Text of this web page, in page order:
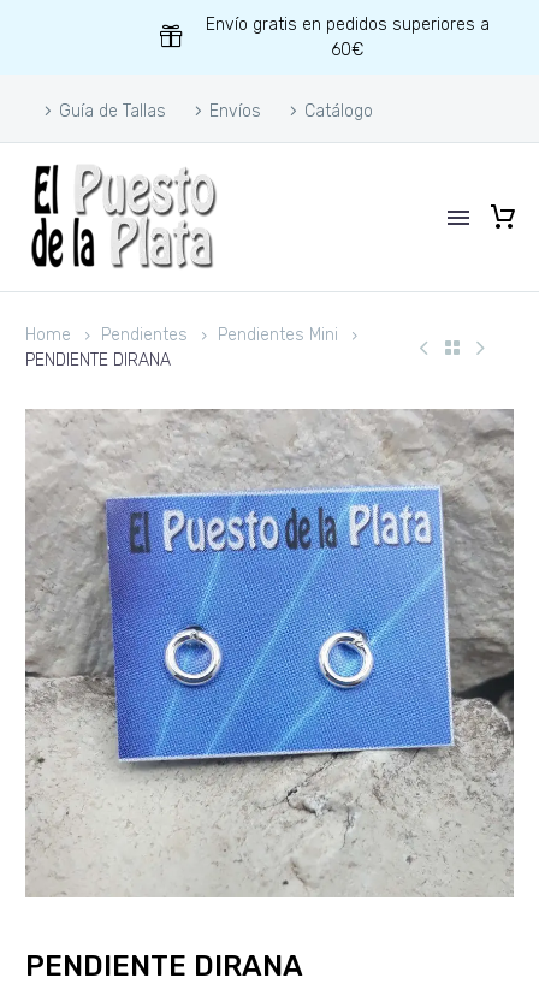
Envío gratis en pedidos superiores a
60€
Guía de Tallas Envíos Catálogo
Home Pendientes
Pendientes Mini
PENDIENTE DIRANA
PENDIENTE DIRANA